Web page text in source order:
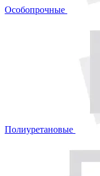
Особопрочные
Полиуретановые